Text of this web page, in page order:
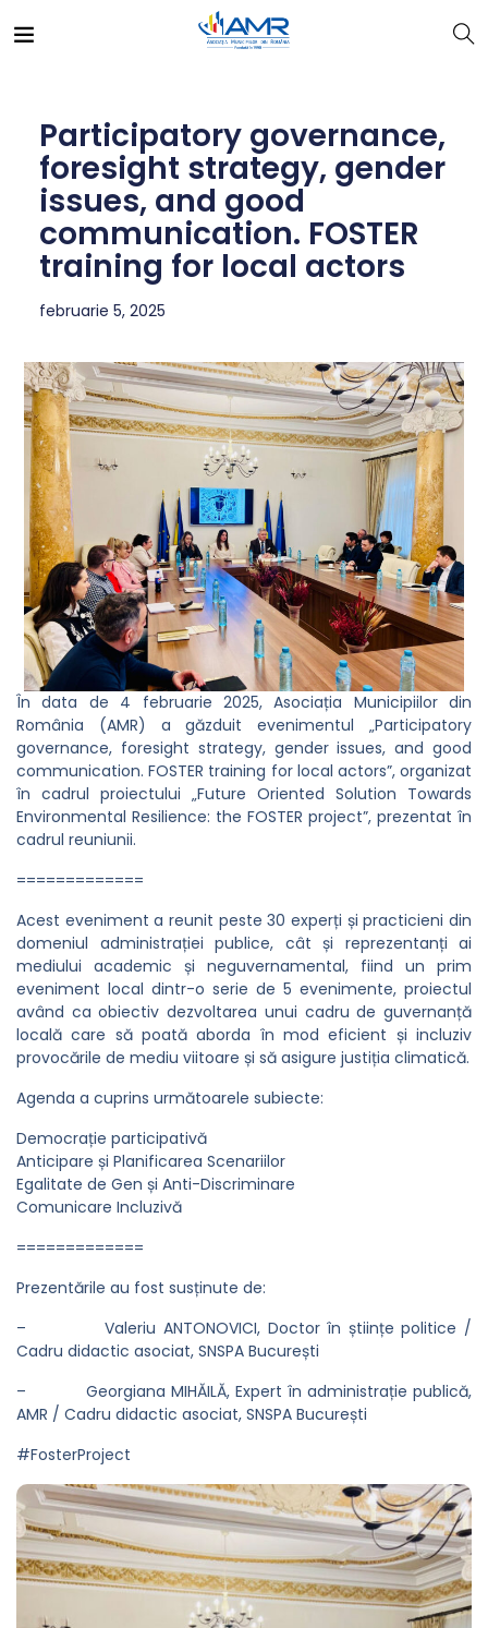
Participatory governance,
foresight strategy, gender
issues, and good
communication. FOSTER
training for local actors
februarie 5, 2025
În data de 4 februarie 2025, Asociația Municipiilor din
România (AMR) a găzduit evenimentul „Participatory
governance, foresight strategy, gender issues, and good
communication. FOSTER training for local actors”, organizat
în cadrul proiectului „Future Oriented Solution Towards
Environmental Resilience: the FOSTER project”, prezentat în
cadrul reuniunii.
=============
Acest eveniment a reunit peste 30 experți și practicieni din
domeniul administrației publice, cât și reprezentanți ai
mediului academic și neguvernamental, fiind un prim
eveniment local dintr-o serie de 5 evenimente, proiectul
având ca obiectiv dezvoltarea unui cadru de guvernanță
locală care să poată aborda în mod eficient și incluziv
provocările de mediu viitoare și să asigure justiția climatică.
Agenda a cuprins următoarele subiecte:
Democrație participativă
Anticipare și Planificarea Scenariilor
Egalitate de Gen și Anti-Discriminare
Comunicare Incluzivă
=============
Prezentările au fost susținute de:
– Valeriu ANTONOVICI, Doctor în științe politice /
Cadru didactic asociat, SNSPA București
– Georgiana MIHĂILĂ, Expert în administrație publică,
AMR / Cadru didactic asociat, SNSPA București
#FosterProject